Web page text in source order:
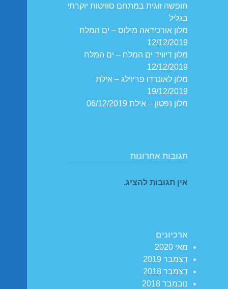
חופשה זוגית במתחם סוויטות יוקרתי
בגליל
מלון אורכידאה מילוס – ים המלח
12/12/2019
מלון דיוויד ים המלח – ים המלח
12/12/2019
מלון לאונרדו פריוילג – אילת
19/12/2019
מלון נפטון – אילת 06/12/2019
תגובות אחרונות
אין תגובות להציג.
ארכיונים
מאי 2020
דצמבר 2019
דצמבר 2018
נובמבר 2018